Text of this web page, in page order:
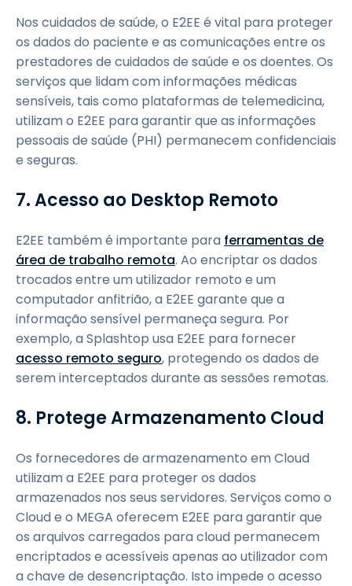
Nos cuidados de saúde, o E2EE é vital para proteger
os dados do paciente e as comunicações entre os
prestadores de cuidados de saúde e os doentes. Os
serviços que lidam com informações médicas
sensíveis, tais como plataformas de telemedicina,
utilizam o E2EE para garantir que as informações
pessoais de saúde (PHI) permanecem confidenciais
e seguras.
7. Acesso ao Desktop Remoto
E2EE também é importante para ferramentas de
área de trabalho remota. Ao encriptar os dados
trocados entre um utilizador remoto e um
computador anfitrião, a E2EE garante que a
informação sensível permaneça segura. Por
exemplo, a Splashtop usa E2EE para fornecer
acesso remoto seguro, protegendo os dados de
serem interceptados durante as sessões remotas.
8. Protege Armazenamento Cloud
Os fornecedores de armazenamento em Cloud
utilizam a E2EE para proteger os dados
armazenados nos seus servidores. Serviços como o
Cloud e o MEGA oferecem E2EE para garantir que
os arquivos carregados para cloud permanecem
encriptados e acessíveis apenas ao utilizador com
a chave de desencriptação. Isto impede o acesso